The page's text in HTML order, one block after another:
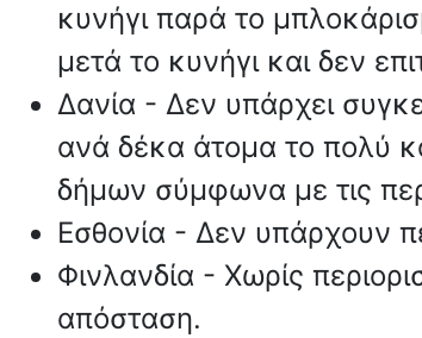
κυνήγι παρά το
μετά το κυνήγι και δεν
Δανία - Δεν υπάρχει
ανά δέκα άτομα το πολύ
δήμων σύμφωνα με τις
Εσθονία - Δεν υπάρχουν
Φινλανδία - Χωρίς
απόσταση.